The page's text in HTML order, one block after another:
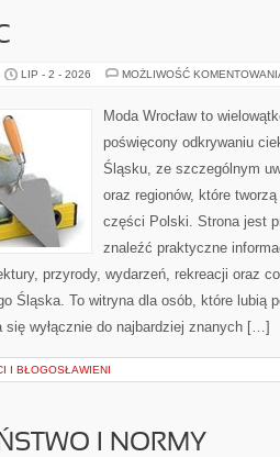
LIP - 2 - 2026 MOŻLIWOŚĆ
Moda Wrocław to
poświęcony odkrywaniu
Śląsku, ze szczególnym
oraz regionów, które
części Polski. Strona jest
znaleźć praktyczne
przyrody, wydarzeń, rekreacji oraz
Śląska. To witryna dla osób, które lubią
się wyłącznie do najbardziej znanych […]
I BŁOGOSŁAWIENI
I NORMY